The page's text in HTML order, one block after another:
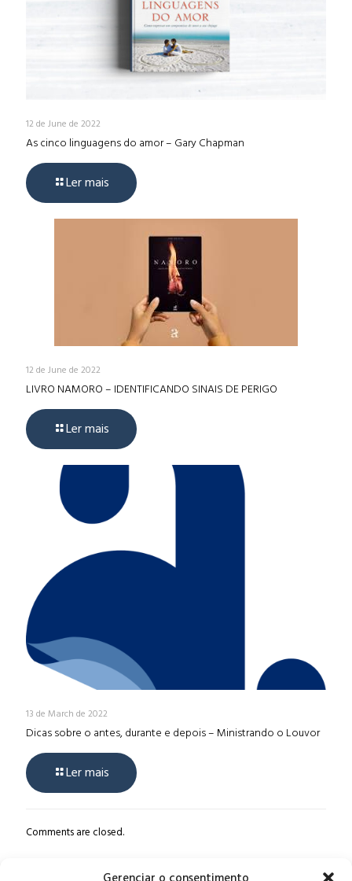
12 de June de 2022
As cinco linguagens do amor – Gary Chapman
Ler mais
12 de June de 2022
LIVRO NAMORO – IDENTIFICANDO SINAIS DE PERIGO
Ler mais
13 de March de 2022
Dicas sobre o antes, durante e depois – Ministrando o Louvor
Ler mais
Comments are closed.